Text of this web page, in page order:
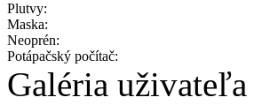
Plutvy:
Maska:
Neoprén:
Potápačský počítač:
Galéria uživateľa